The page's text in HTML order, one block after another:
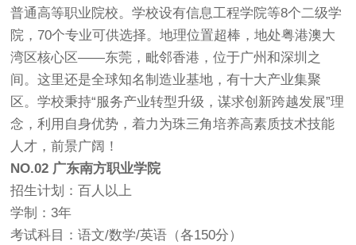
普通高等职业院校。学校设有信息工程学院等8个二级学
院，70个专业可供选择。地理位置超棒，地处粤港澳大
湾区核心区——东莞，毗邻香港，位于广州和深圳之
间。这里还是全球知名制造业基地，有十大产业集聚
区。学校秉持“服务产业转型升级，谋求创新跨越发展”理
念，利用自身优势，着力为珠三角培养高素质技术技能
人才，前景广阔！
NO.02 广东南方职业学院
招生计划：百人以上
学制：3年
考试科目：语文/数学/英语（各150分）